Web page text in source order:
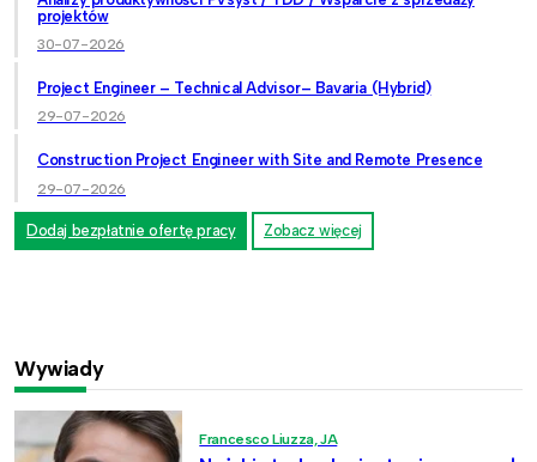
projektów
30-07-2026
Project Engineer – Technical Advisor– Bavaria (Hybrid)
29-07-2026
Construction Project Engineer with Site and Remote Presence
29-07-2026
Dodaj bezpłatnie ofertę pracy Zobacz więcej
Wywiady
Francesco Liuzza, JA